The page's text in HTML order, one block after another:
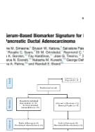
纳米颗粒
饮食